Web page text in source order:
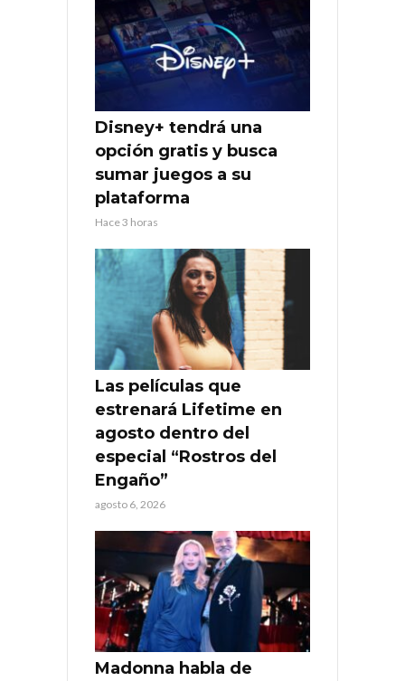
Disney+ tendrá una
opción gratis y busca
sumar juegos a su
plataforma
Hace 3 horas
Las películas que
estrenará Lifetime en
agosto dentro del
especial “Rostros del
Engaño”
agosto 6, 2026
Madonna habla de